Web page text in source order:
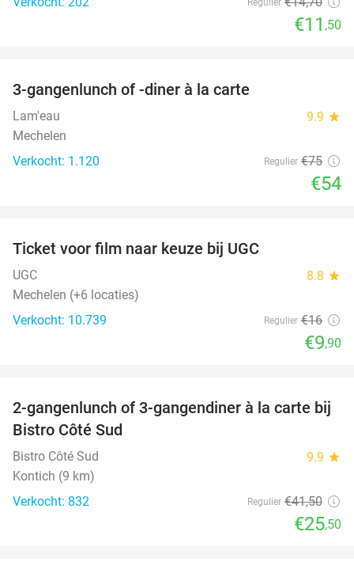
€11 ,50
3-gangenlunch of -diner à la carte
Lam'eau 9.9 star
Mechelen
Verkocht: 1.120
Regulier €75
€54
Ticket voor film naar keuze bij UGC
UGC 8.8 star
Mechelen (+6 locaties)
Verkocht: 10.739
Regulier €16
€9,90
39%
2-gangenlunch of 3-gangendiner à la carte bij
Bistro Côté Sud
Bistro Côté Sud 9.9 star
Kontich (9 km)
Verkocht: 832
Regulier €41,50
€25,50